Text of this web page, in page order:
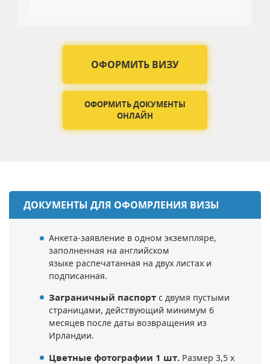
ОФОРМИТЬ ВИЗУ
ОФОРМИТЬ ДОКУМЕНТЫ
ОНЛАЙН
ДОКУМЕНТЫ ДЛЯ ОФОМРЛЕНИЯ ВИЗЫ
Анкета-заявление в одном экземпляре,
заполненная на английском
языке распечатанная на двух листах и
подписанная.
Заграничный паспортс двумя пустыми
страницами, действующий минимум 6
месяцев после даты возвращения из
Ирландии.
Цветные фотографии 1 шт. Размер 3,5 x